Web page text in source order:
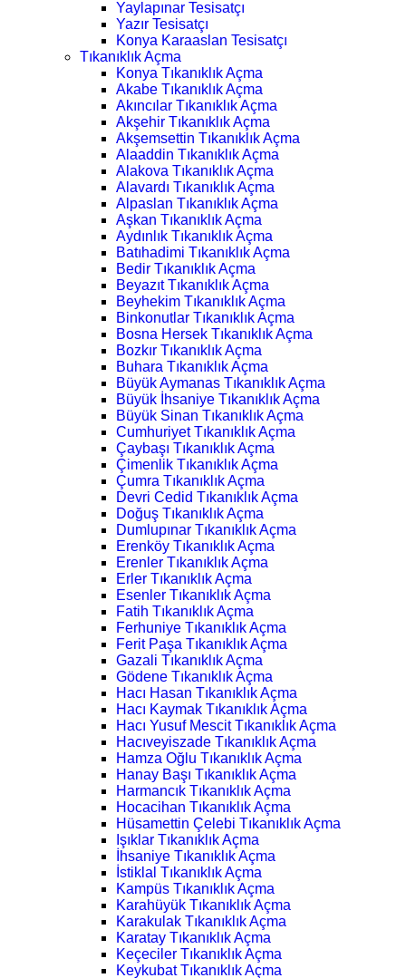
Yaylapınar Tesisatçı
Yazır Tesisatçı
Konya Karaaslan Tesisatçı
Tıkanıklık Açma
Konya Tıkanıklık Açma
Akabe Tıkanıklık Açma
Akıncılar Tıkanıklık Açma
Akşehir Tıkanıklık Açma
Akşemsettin Tıkanıklık Açma
Alaaddin Tıkanıklık Açma
Alakova Tıkanıklık Açma
Alavardı Tıkanıklık Açma
Alpaslan Tıkanıklık Açma
Aşkan Tıkanıklık Açma
Aydınlık Tıkanıklık Açma
Batıhadimi Tıkanıklık Açma
Bedir Tıkanıklık Açma
Beyazıt Tıkanıklık Açma
Beyhekim Tıkanıklık Açma
Binkonutlar Tıkanıklık Açma
Bosna Hersek Tıkanıklık Açma
Bozkır Tıkanıklık Açma
Buhara Tıkanıklık Açma
Büyük Aymanas Tıkanıklık Açma
Büyük İhsaniye Tıkanıklık Açma
Büyük Sinan Tıkanıklık Açma
Cumhuriyet Tıkanıklık Açma
Çaybaşı Tıkanıklık Açma
Çimenlik Tıkanıklık Açma
Çumra Tıkanıklık Açma
Devri Cedid Tıkanıklık Açma
Doğuş Tıkanıklık Açma
Dumlupınar Tıkanıklık Açma
Erenköy Tıkanıklık Açma
Erenler Tıkanıklık Açma
Erler Tıkanıklık Açma
Esenler Tıkanıklık Açma
Fatih Tıkanıklık Açma
Ferhuniye Tıkanıklık Açma
Ferit Paşa Tıkanıklık Açma
Gazali Tıkanıklık Açma
Gödene Tıkanıklık Açma
Hacı Hasan Tıkanıklık Açma
Hacı Kaymak Tıkanıklık Açma
Hacı Yusuf Mescit Tıkanıklık Açma
Hacıveyiszade Tıkanıklık Açma
Hamza Oğlu Tıkanıklık Açma
Hanay Başı Tıkanıklık Açma
Harmancık Tıkanıklık Açma
Hocacihan Tıkanıklık Açma
Hüsamettin Çelebi Tıkanıklık Açma
Işıklar Tıkanıklık Açma
İhsaniye Tıkanıklık Açma
İstiklal Tıkanıklık Açma
Kampüs Tıkanıklık Açma
Karahüyük Tıkanıklık Açma
Karakulak Tıkanıklık Açma
Karatay Tıkanıklık Açma
Keçeciler Tıkanıklık Açma
Keykubat Tıkanıklık Açma